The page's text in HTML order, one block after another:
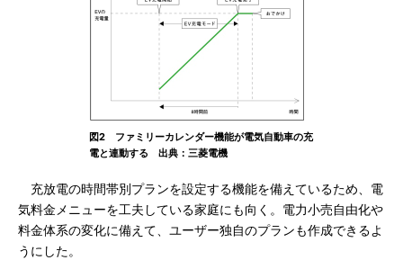
図2 ファミリーカレンダー機能が電気自動車の充
電と連動する 出典：三菱電機
充放電の時間帯別プランを設定する機能を備えているため、電
気料金メニューを工夫している家庭にも向く。電力小売自由化や
料金体系の変化に備えて、ユーザー独自のプランも作成できるよ
うにした。